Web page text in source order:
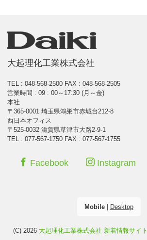
大起理化工業株式会社
TEL : 048-568-2500 FAX : 048-568-2505
営業時間 : 09 : 00～17:30 (月～金)
本社
〒365-0001 埼玉県鴻巣市赤城台212-8
西日本オフィス
〒525-0032 滋賀県草津市大路2-9-1
TEL : 077-567-1750 FAX : 077-567-1755
Facebook Instagram
Mobile| Desktop
(C) 2026 大起理化工業株式会社 新着情報サイト